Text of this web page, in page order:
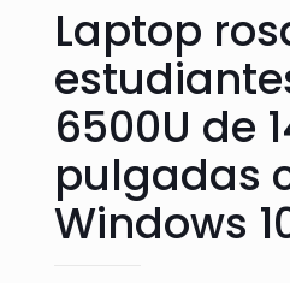
Laptop
6500U de
pulgadas
Windows